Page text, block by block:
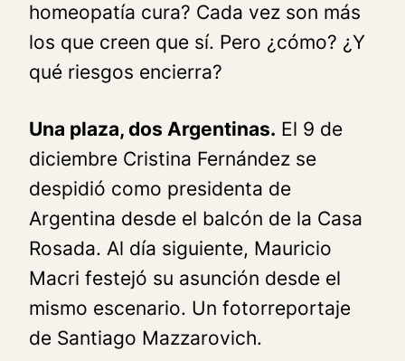
homeopatía cura? Cada vez son más
los que creen que sí. Pero ¿cómo? ¿Y
qué riesgos encierra?
Una plaza, dos Argentinas. El 9 de
diciembre Cristina Fernández se
despidió como presidenta de
Argentina desde el balcón de la Casa
Rosada. Al día siguiente, Mauricio
Macri festejó su asunción desde el
mismo escenario. Un fotorreportaje
de Santiago Mazzarovich.